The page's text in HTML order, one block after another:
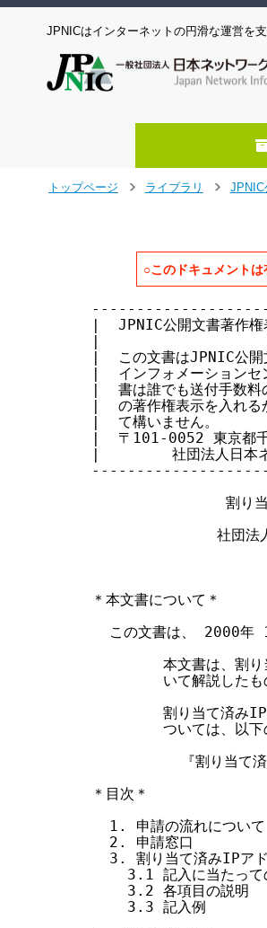
JPNICはインターネットの円滑な運営を
トップページ
ライブラリ
JPNIC
○このドキュメント
|  JPNIC公開文書著
|
|  この文書はJPNIC公
|  インフォメーション
|  書は誰でも送付手数
|  の著作権表示を入れ
|  て構いませ
|  〒101-0052 東京
|        社団法人日本
割り当
社団法人
＊本文書について＊
この文書は、 2000年
本文書は、割り
いて解説したも
割り当て済みIP
ついては、以下
『割り当て済
＊目次＊
  1. 申請の流れについて
  2. 申請窓口
3. 割り当て済みIPア
3.1 記入に当たって
    3.2 各項目の説明
    3.3 記入例